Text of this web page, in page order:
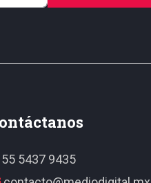
5437 9435